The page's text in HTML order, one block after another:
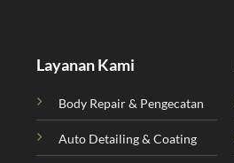
Layanan Kami
Body Repair & Pengecatan
Auto Detailing & Coating